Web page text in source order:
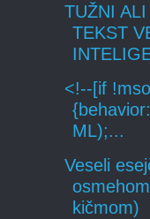
TUŽNI
TEKST
<!--[if
ML);...
Veseli
kičmom)